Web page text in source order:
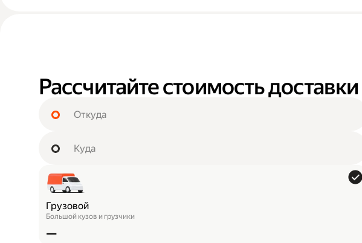
Рассчитайте стоимость доставки
Грузовой
Большой кузов и грузчики
—